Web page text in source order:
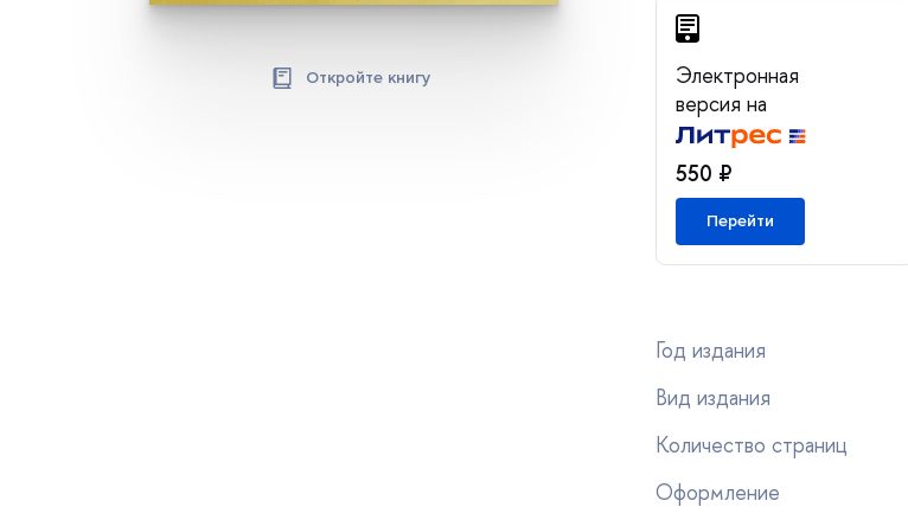
Откройте книгу
Электронная
ерсия на
550 ₽
Перейти
Год издания
ид издания
Количество страниц
Оформление